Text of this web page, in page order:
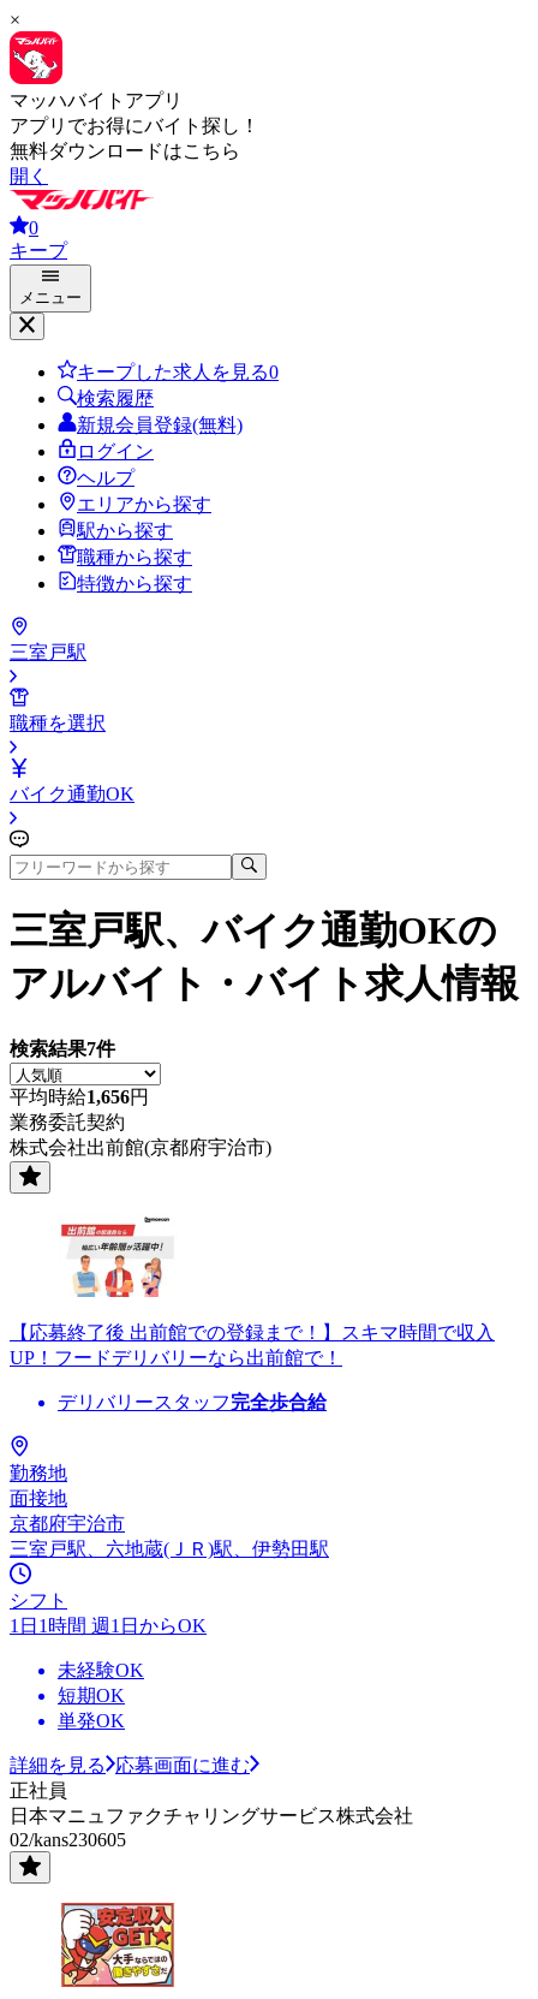
×
マッハバイトアプリ
アプリでお得にバイト探し！
無料ダウンロードはこちら
開く
0
キープ
メニュー
キープした求人を見る0
検索履歴
新規会員登録(無料)
ログイン
ヘルプ
エリアから探す
駅から探す
職種から探す
特徴から探す
三室戸駅
職種を選択
バイク通勤OK
三室戸駅、バイク通勤OKの
アルバイト・バイト求人情報
検索結果7件
平均時給1,656円
業務委託契約
株式会社出前館(京都府宇治市)
【応募終了後 出前館での登録まで！】スキマ時間で収入
UP！フードデリバリーなら出前館で！
デリバリースタッフ完全歩合給
勤務地
面接地
京都府宇治市
三室戸駅、六地蔵(ＪＲ)駅、伊勢田駅
シフト
1日1時間 週1日からOK
未経験OK
短期OK
単発OK
詳細を見る
応募画面に進む
正社員
日本マニュファクチャリングサービス株式会社
02/kans230605